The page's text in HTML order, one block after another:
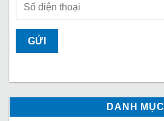
DANH MỤC